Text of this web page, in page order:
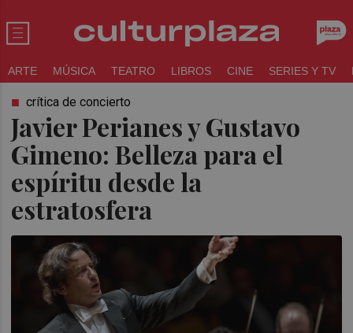
ARTE MÚSICA TEATRO LIBROS CINE SERIES Y TV
Javier Perianes y Gustavo
Gimeno: Belleza para el
espíritu desde la
estratosfera
crítica de concierto